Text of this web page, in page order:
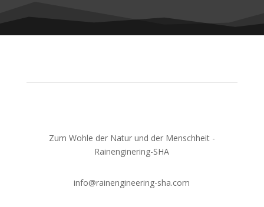
Zum Wohle der Natur und der Menschheit -
Rainenginering-SHA
info@rainengineering-sha.com